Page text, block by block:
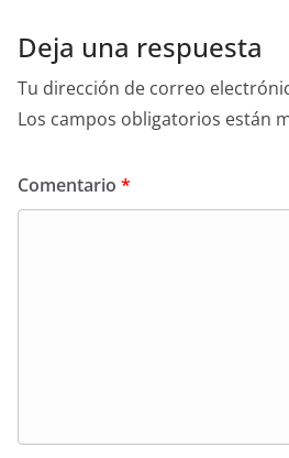
Deja una respuesta
Tu dirección de correo
Los campos obligatorios están
Comentario *